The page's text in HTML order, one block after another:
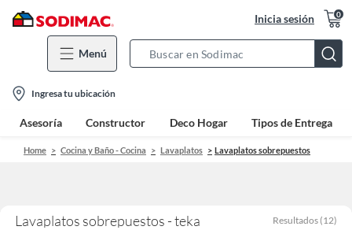
Inicia sesión 0
Menú
Bar
location-
icon
Ingresa tu ubicación
Asesoría Constructor Deco Hogar Tipos de Entrega
Home Cocina y Baño - Cocina Lavaplatos Lavaplatos sobrepuestos
Lavaplatos sobrepuestos - teka Resultados (12)